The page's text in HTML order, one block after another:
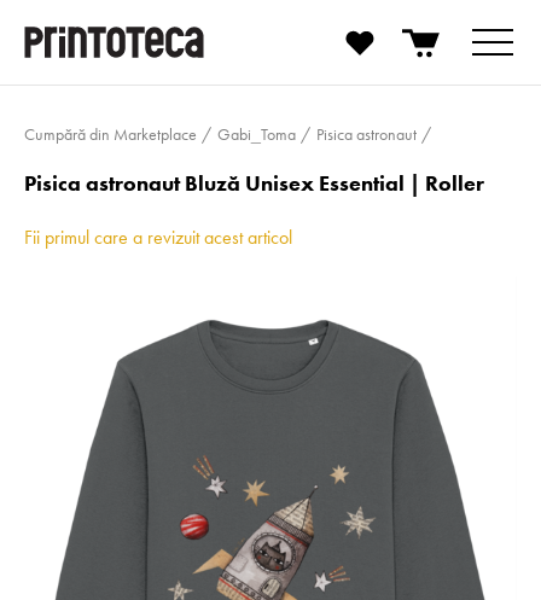
Cumpără din Marketplace Gabi_Toma Pisica astronaut
Pisica astronaut Bluză Unisex Essential | Roller
Fii primul care a revizuit acest articol